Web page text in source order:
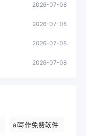
2026-07-08
2026-07-08
2026-07-08
2026-07-08
ai写作免费软件